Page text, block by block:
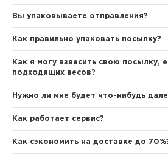
Вы упаковываете отправления?
Как правильно упаковать посылку?
Как я могу взвесить свою посылку,
подходящих весов?
Нужно ли мне будет что-нибудь
Как работает сервис?
Как сэкономить на доставке до